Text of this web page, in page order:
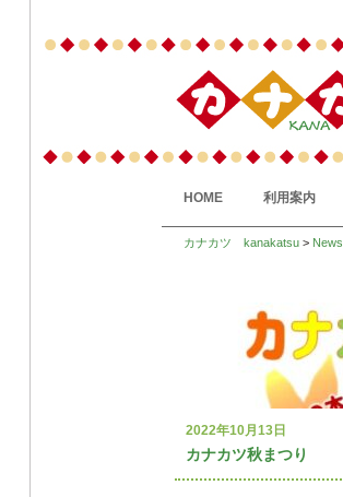
HOME 利用案内
カナカツ kanakatsu > News
2022年10月13日
カナカツ秋まつり